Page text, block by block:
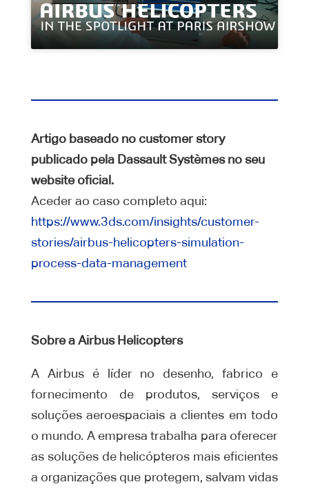
Artigo baseado no customer story
publicado pela Dassault Systèmes no seu
website oficial.
Aceder ao caso completo aqui:
https://www.3ds.com/insights/customer-
stories/airbus-helicopters-simulation-
process-data-management
Sobre a Airbus Helicopters
A Airbus é líder no desenho, fabrico e
fornecimento de produtos, serviços e
soluções aeroespaciais a clientes em todo
o mundo. A empresa trabalha para oferecer
as soluções de helicópteros mais eficientes
a organizações que protegem, salvam vidas